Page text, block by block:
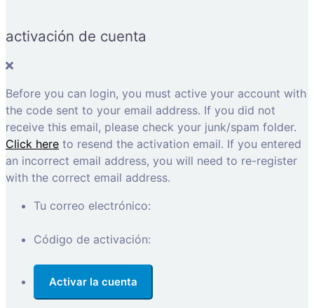
activación de cuenta
Before you can login, you must active your account with
the code sent to your email address. If you did not
receive this email, please check your junk/spam folder.
Click here to resend the activation email. If you entered
an incorrect email address, you will need to re-register
with the correct email address.
Tu correo electrónico:
Código de activación: